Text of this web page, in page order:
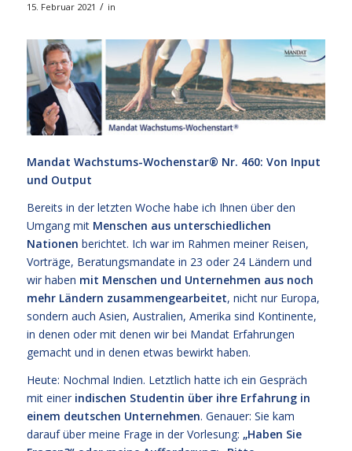
15. Februar 2021 / in
Mandat Wachstums-Wochenstar® Nr. 460: Von Input
und Output
Bereits in der letzten Woche habe ich Ihnen über den
Umgang mit Menschen aus unterschiedlichen
Nationen berichtet. Ich war im Rahmen meiner Reisen,
Vorträge, Beratungsmandate in 23 oder 24 Ländern und
wir haben mit Menschen und Unternehmen aus noch
mehr Ländern zusammengearbeitet, nicht nur Europa,
sondern auch Asien, Australien, Amerika sind Kontinente,
in denen oder mit denen wir bei Mandat Erfahrungen
gemacht und in denen etwas bewirkt haben.
Heute: Nochmal Indien. Letztlich hatte ich ein Gespräch
mit einer indischen Studentin über ihre Erfahrung in
einem deutschen Unternehmen. Genauer: Sie kam
darauf über meine Frage in der Vorlesung: „Haben Sie